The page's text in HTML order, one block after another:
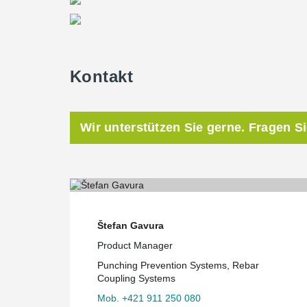
Kontakt
Wir unterstützen Sie gerne. Fragen
Štefan Gavura
Product Manager
Punching Prevention Systems, Rebar
Coupling Systems
Mob. +421 911 250 080